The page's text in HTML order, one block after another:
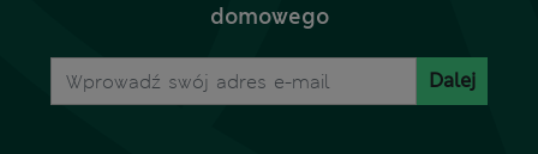
domowego
Dalej